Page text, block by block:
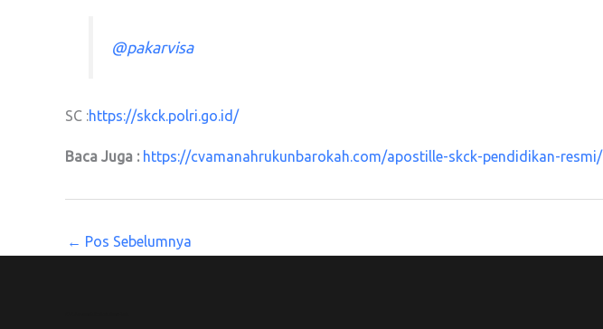
@pakarvisa
SC :https://skck.polri.go.id/
Baca Juga : https://cvamanahrukunbarokah.com/apostille-skck-pendidikan-resmi/
← Pos Sebelumnya